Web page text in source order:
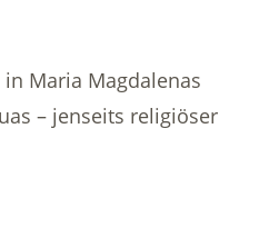
Maria Magdalenas
– jenseits religiöser